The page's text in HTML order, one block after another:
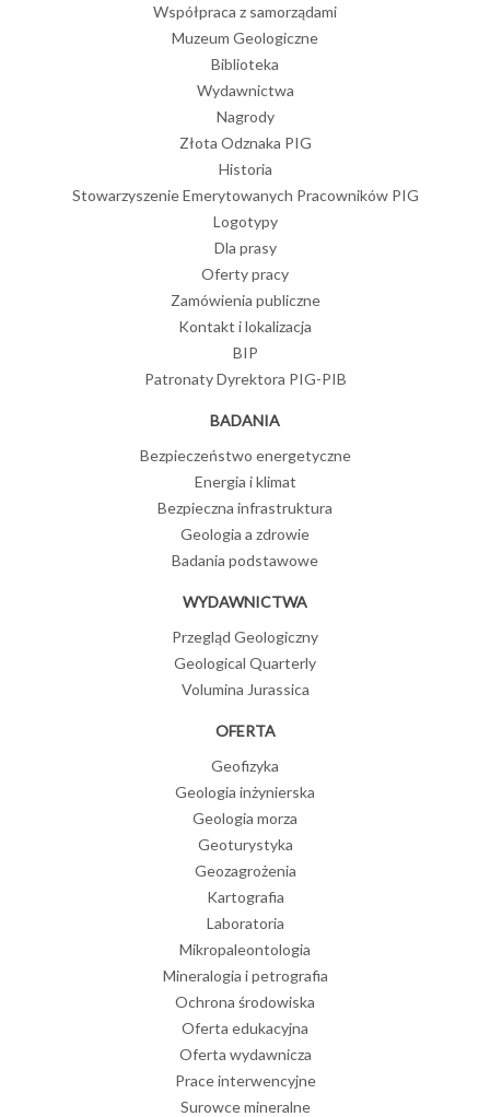
Współpraca z samorządami
Muzeum Geologiczne
Biblioteka
Wydawnictwa
Nagrody
Złota Odznaka PIG
Historia
Stowarzyszenie Emerytowanych Pracowników PIG
Logotypy
Dla prasy
Oferty pracy
Zamówienia publiczne
Kontakt i lokalizacja
BIP
Patronaty Dyrektora PIG-PIB
BADANIA
Bezpieczeństwo energetyczne
Energia i klimat
Bezpieczna infrastruktura
Geologia a zdrowie
Badania podstawowe
WYDAWNICTWA
Przegląd Geologiczny
Geological Quarterly
Volumina Jurassica
OFERTA
Geofizyka
Geologia inżynierska
Geologia morza
Geoturystyka
Geozagrożenia
Kartografia
Laboratoria
Mikropaleontologia
Mineralogia i petrografia
Ochrona środowiska
Oferta edukacyjna
Oferta wydawnicza
Prace interwencyjne
Surowce mineralne